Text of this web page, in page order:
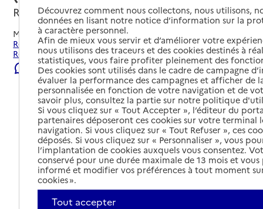
Rosny-sur-Seine, YVELINES
Mis à jour le31/07/2026
Rechercher les établissements et services autour de
Rosny-sur-Seine.
Signaler une erreur
Découvrez comment nous collectons, nous utilisons,
données en lisant notre notice d’information sur la
à caractère personnel.
Afin de mieux vous servir et d’améliorer votre
nous utilisons des traceurs et des cookies destinés à
statistiques, vous faire profiter pleinement des
Des cookies sont utilisés dans le cadre de campagne
évaluer la performance des campagnes et afficher de
personnalisée en fonction de votre navigation et de
savoir plus, consultez la partie sur notre politique
Si vous cliquez sur « Tout Accepter », l’éditeur du
partenaires déposeront ces cookies sur votre terminal
navigation. Si vous cliquez sur « Tout Refuser », ces
déposés. Si vous cliquez sur « Personnaliser », vous
l’implantation de cookies auxquels vous consentez.
conservé pour une durée maximale de 13 mois et
informé et modifier vos préférences à tout moment
cookies ».
Tout accepter